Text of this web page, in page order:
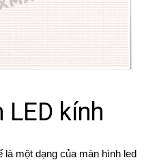
LED kính
một dạng của màn hình led